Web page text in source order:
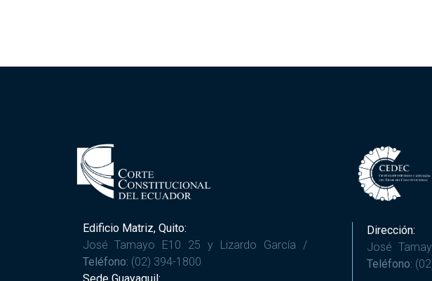
Edificio Matriz, Quito:
José Tamayo E10 25 y Lizardo García /
Teléfono: (02) 394-1800
Dirección:
José
Teléfono: